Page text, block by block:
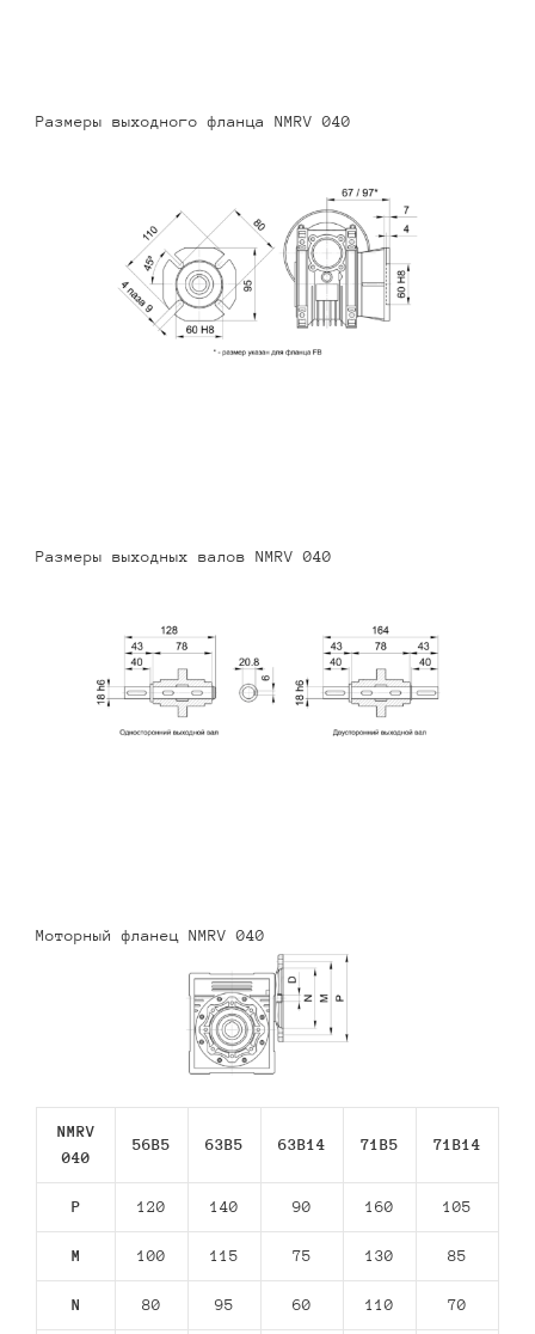
Размеры выходного фланца NMRV 040
Размеры выходных валов NMRV 040
Моторный фланец NMRV 040
NMRV
040
56В5 63В5 63В14 71В5 71В14
P 120 140 90 160 105
M 100 115 75 130 85
N 80 95 60 110 70